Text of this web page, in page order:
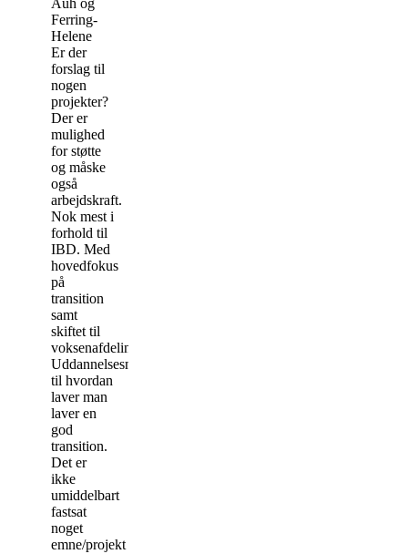
Auh og
Ferring-
Helene
Er der
forslag til
nogen
projekter?
Der er
mulighed
for støtte
og måske
også
arbejdskraft.
Nok mest i
forhold til
IBD. Med
hovedfokus
på
transition
samt
skiftet til
voksenafdeling.
Uddannelsesmateriale
til hvordan
laver man
laver en
god
transition.
Det er
ikke
umiddelbart
fastsat
noget
emne/projekt